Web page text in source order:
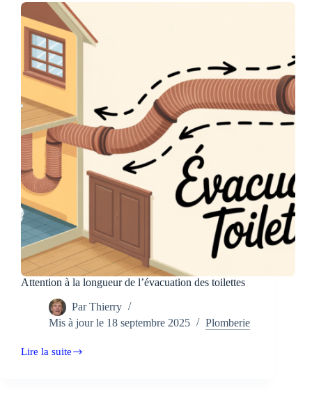
qui
fuit
dans
fosse,
extérieur
Attention à la longueur de l’évacuation des toilettes
Par Thierry
Mis à jour le 18 septembre 2025 Plomberie
Lire la suite
Attention